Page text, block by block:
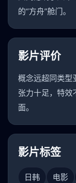
的“方舟”舱门。
影片评价
概念远超同类型
张力十足，特效
面。
影片标签
日韩 电影